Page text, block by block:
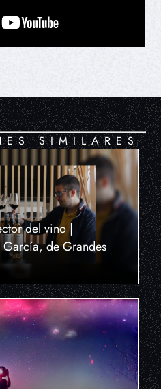
SIMILARES
del vino |
García, de Grandes